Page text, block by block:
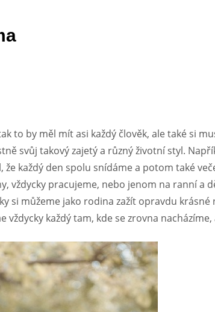
to by měl mít asi každý člověk, ale také si
svůj takový zajetý a různý životní styl.
že každý den spolu snídáme a potom také
vždycky pracujeme, nebo jenom na ranní a
si můžeme jako rodina zažít opravdu
vždycky každý tam, kde se zrovna